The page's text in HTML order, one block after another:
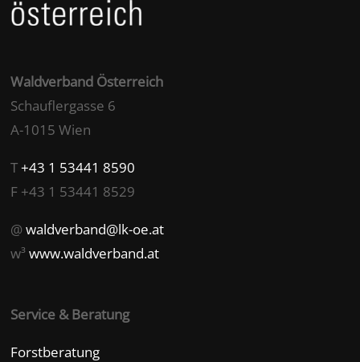
Waldverband Österreich
Schauflergasse 6
A-1015 Wien
T+43 1 53441 8590
F +43 1 53441 8529
@waldverband@lk-oe.at
w³www.waldverband.at
Service & Beratung
Forstberatung